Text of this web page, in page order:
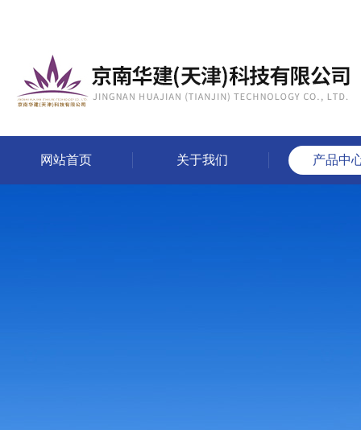
网站首页 关于我们 产品中